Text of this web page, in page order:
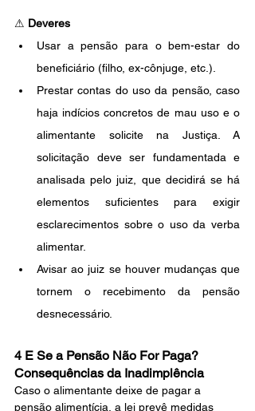
⚠ Deveres
Usar a pensão para o bem-estar do
beneficiário (filho, ex-cônjuge, etc.).
Prestar contas do uso da pensão, caso
haja indícios concretos de mau uso e o
alimentante solicite na Justiça. A
solicitação deve ser fundamentada e
analisada pelo juiz, que decidirá se há
elementos suficientes para exigir
esclarecimentos sobre o uso da verba
alimentar.
Avisar ao juiz se houver mudanças que
tornem o recebimento da pensão
desnecessário.
4 E Se a Pensão Não For Paga?
Consequências da Inadimplência
Caso o alimentante deixe de pagar a
pensão alimentícia, a lei prevê medidas